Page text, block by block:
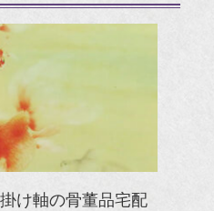
け軸の骨董品宅配